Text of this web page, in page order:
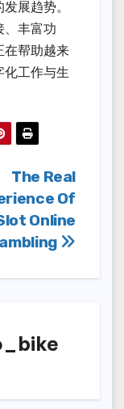
展趋势。
、丰富功
在帮助越来
化工作与生
The Real
Of
Online